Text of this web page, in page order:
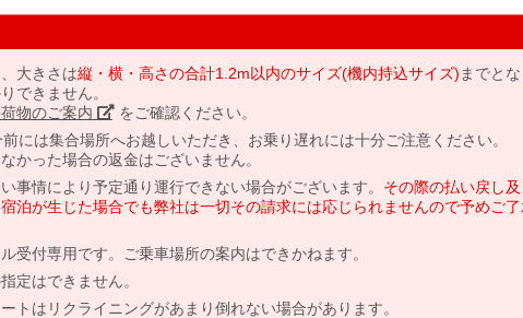
大きさは縦・横・高さの合計1.2m以内のサイズ(機内持込サイズ) までと
できません。
荷物のご案内」 をご確認ください。
には集合場所へお越しいただき、お乗り遅れには十分ご注意ください。
かった場合の返金はございません。
事情により予定通り運行できない場合がございます。 その際の払い戻し及
泊が生じた場合でも弊社は一切その請求には応じられませんので予めご
受付専用です。ご乗車場所の案内はできかねます。
定はできません。
トはリクライニングがあまり倒れない場合があります。